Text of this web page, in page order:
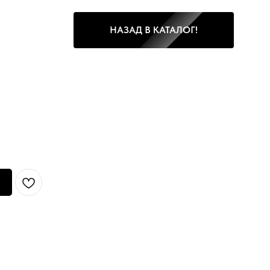
НАЗАД В КАТАЛОГ!